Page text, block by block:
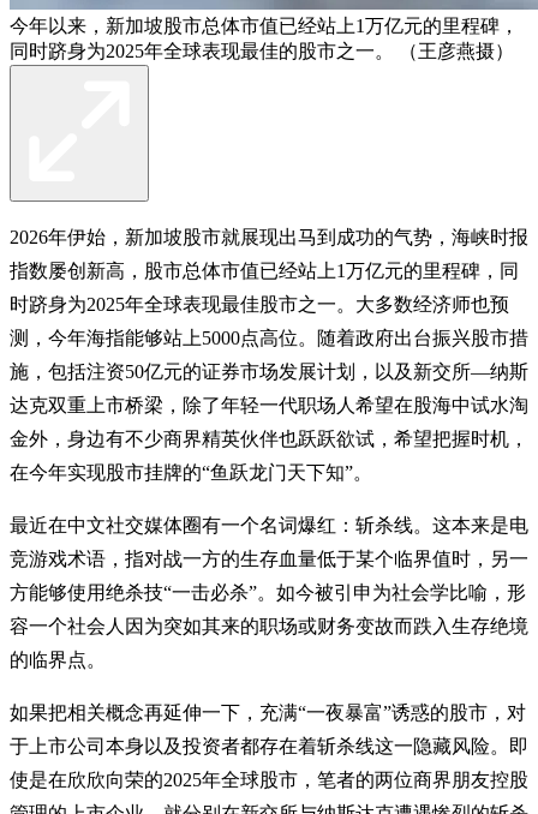
今年以来，新加坡股市总体市值已经站上1万亿元的里程碑，
同时跻身为2025年全球表现最佳的股市之一。 （王彦燕摄）
2026年伊始，新加坡股市就展现出马到成功的气势，海峡时报
指数屡创新高，股市总体市值已经站上1万亿元的里程碑，同
时跻身为2025年全球表现最佳股市之一。大多数经济师也预
测，今年海指能够站上5000点高位。随着政府出台振兴股市措
施，包括注资50亿元的证券市场发展计划，以及新交所—纳斯
达克双重上市桥梁，除了年轻一代职场人希望在股海中试水淘
金外，身边有不少商界精英伙伴也跃跃欲试，希望把握时机，
在今年实现股市挂牌的“鱼跃龙门天下知”。
最近在中文社交媒体圈有一个名词爆红：斩杀线。这本来是电
竞游戏术语，指对战一方的生存血量低于某个临界值时，另一
方能够使用绝杀技“一击必杀”。如今被引申为社会学比喻，形
容一个社会人因为突如其来的职场或财务变故而跌入生存绝境
的临界点。
如果把相关概念再延伸一下，充满“一夜暴富”诱惑的股市，对
于上市公司本身以及投资者都存在着斩杀线这一隐藏风险。即
使是在欣欣向荣的2025年全球股市，笔者的两位商界朋友控股